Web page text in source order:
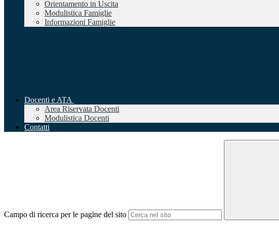
Orientamento in Uscita
Modulistica Famiglie
Informazioni Famiglie
Docenti e ATA
Area Riservata Docenti
Modulistica Docenti
Contatti
Campo di ricerca per le pagine del sito